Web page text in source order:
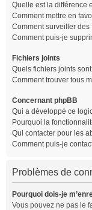
Quelle est la différence
Comment mettre en
Comment surveiller des
Comment puis-je
Fichiers joints
Quels fichiers joints
Comment trouver tous
Concernant phpBB
Qui a développé ce
Pourquoi la
Qui contacter pour les
Comment puis-je
Problèmes de
Pourquoi dois-je
Vous pouvez ne pas le